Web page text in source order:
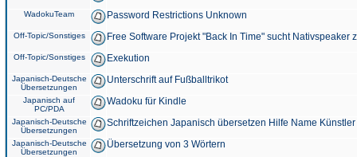
WadokuTeam Password Restrictions Unknown
Off-Topic/Sonstiges Free Software Projekt "Back In Time" sucht Nativspeaker
Off-Topic/Sonstiges Exekution
Japanisch-Deutsche
Übersetzungen
Unterschrift auf Fußballtrikot
Japanisch auf
PC/PDA
Wadoku für Kindle
Japanisch-Deutsche
Übersetzungen
Schriftzeichen Japanisch übersetzen Hilfe Name
Japanisch-Deutsche
Übersetzungen
Übersetzung von 3 Wörtern